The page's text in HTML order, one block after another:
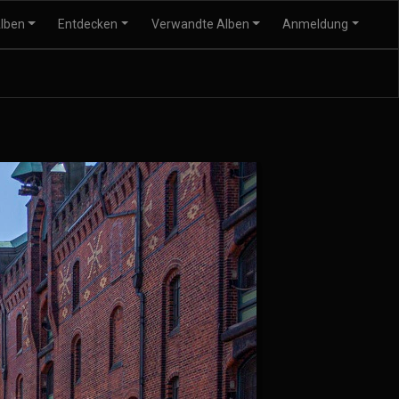
Entdecken Verwandte Alben Anmeldung